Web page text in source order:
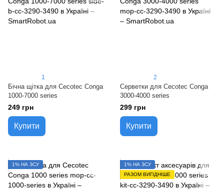
1
Бічна щітка для Cecotec Conga
1000-7000 series
249 грн
Купити
2
Серветки для Cecotec Conga
3000-4000 series
299 грн
Купити
1% НА ЗСУ
1% НА ЗСУ
РАЗОМ ВИГІДНІШЕ